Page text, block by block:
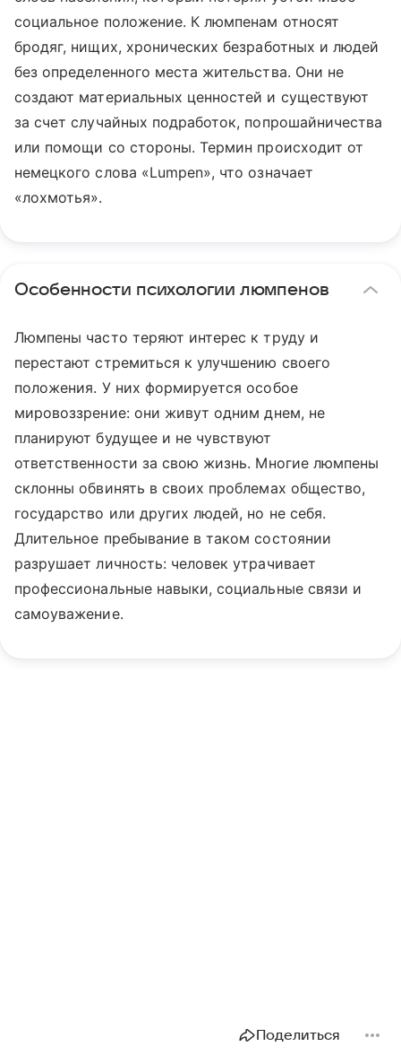
социальное положение. К люмпенам относят
бродяг, нищих, хронических безработных и людей
без определенного места жительства. Они не
создают материальных ценностей и существуют
за счет случайных подработок, попрошайничества
или помощи со стороны. Термин происходит от
немецкого слова «Lumpen», что означает
«лохмотья».
Особенности психологии люмпенов
Люмпены часто теряют интерес к труду и
перестают стремиться к улучшению своего
положения. У них формируется особое
мировоззрение: они живут одним днем, не
планируют будущее и не чувствуют
ответственности за свою жизнь. Многие люмпены
склонны обвинять в своих проблемах общество,
государство или других людей, но не себя.
Длительное пребывание в таком состоянии
разрушает личность: человек утрачивает
профессиональные навыки, социальные связи и
самоуважение.
Поделиться